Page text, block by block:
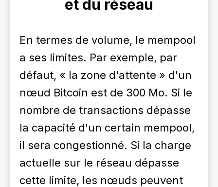
et du réseau
En termes de volume, le mempool
a ses limites. Par exemple, par
défaut, « la zone d'attente » d'un
nœud Bitcoin est de 300 Mo. Si le
nombre de transactions dépasse
la capacité d'un certain mempool,
il sera congestionné. Si la charge
actuelle sur le réseau dépasse
cette limite, les nœuds peuvent